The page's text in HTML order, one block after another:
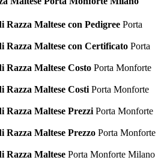
Razza Maltese con Pedigree Porta
Razza Maltese con Certificato Porta
Razza Maltese Costo Porta Monforte
Razza Maltese Costi Porta Monforte
Razza Maltese Prezzi Porta Monforte
Razza Maltese Prezzo Porta Monforte
Razza Maltese Porta Monforte Milano